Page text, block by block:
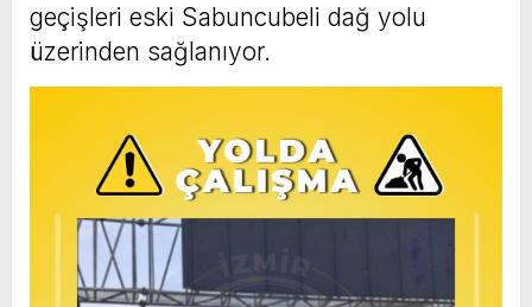
geçişleri eski Sabuncubeli dağ yolu
üzerinden sağlanıyor.